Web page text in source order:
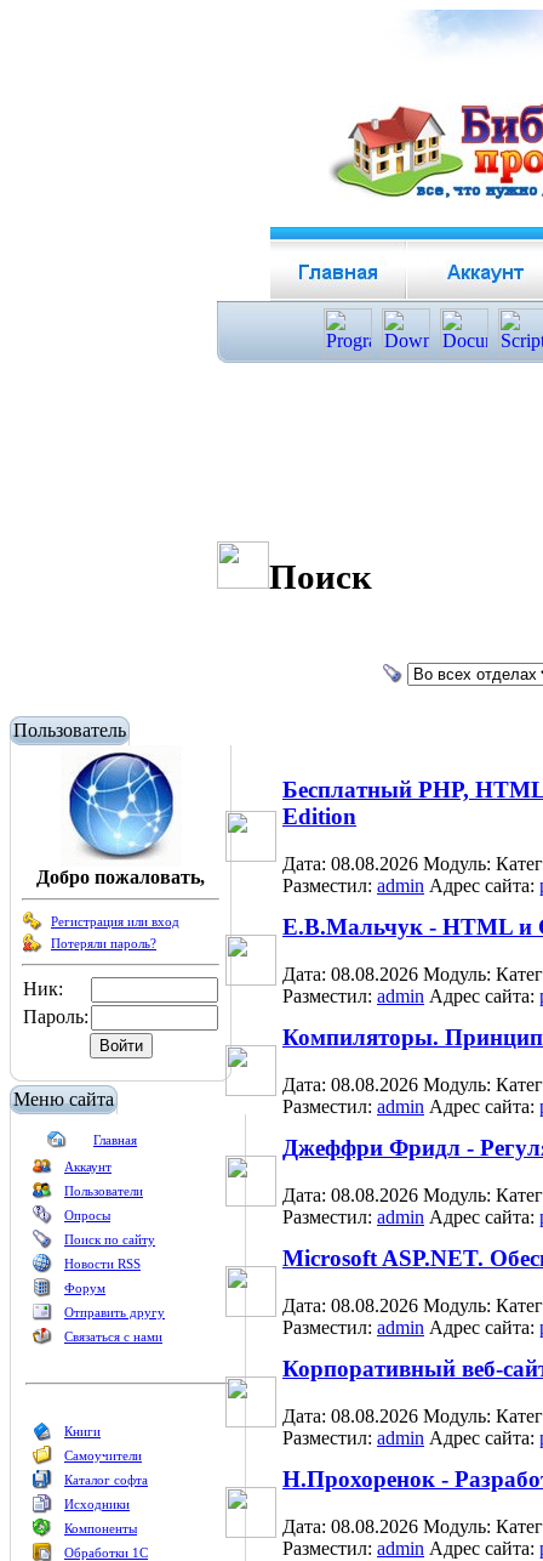
Пользователь
Добро пожаловать,
Регистрация или вход
Потеряли пароль?
Ник:
Пароль:
Меню сайта
Главная
Аккаунт
Пользователи
Опросы
Поиск по сайту
Новости RSS
Форум
Отправить другу
Связаться с нами
Книги
Самоучители
Каталог софта
Исходники
Компоненты
Обработки 1С
Поиск
Бесплатный PHP,
Edition
Дата: 08.08.2026 Модуль:
Разместил: admin Адрес сайта:
Е.В.Мальчук - HTML и
Дата: 08.08.2026 Модуль:
Разместил: admin Адрес сайта:
Компиляторы.
Дата: 08.08.2026 Модуль:
Разместил: admin Адрес сайта:
Джеффри Фридл -
Дата: 08.08.2026 Модуль:
Разместил: admin Адрес сайта:
Microsoft ASP.NET.
Дата: 08.08.2026 Модуль:
Разместил: admin Адрес сайта:
Корпоративный веб-
Дата: 08.08.2026 Модуль:
Разместил: admin Адрес сайта:
Н.Прохоренок -
Дата: 08.08.2026 Модуль:
Разместил: admin Адрес сайта: